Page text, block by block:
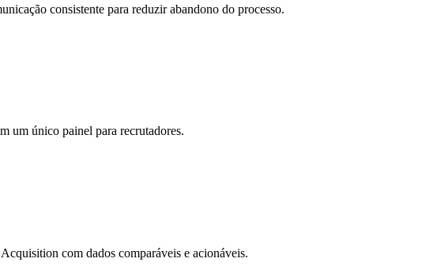
consistente para reduzir abandono do processo.
um único painel para recrutadores.
com dados comparáveis e acionáveis.